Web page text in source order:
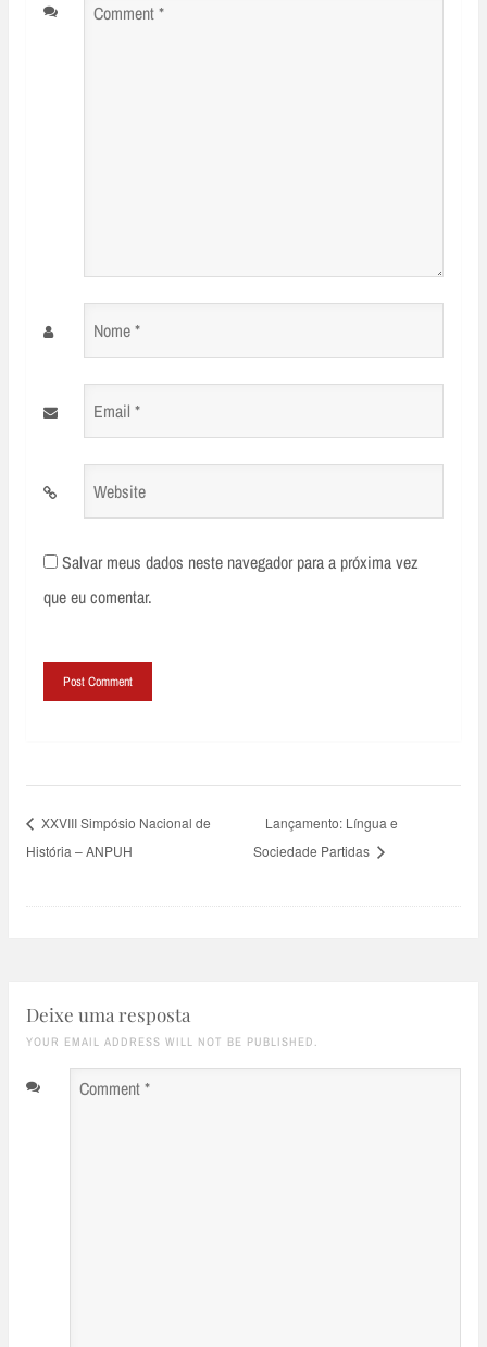
Comment
Nome
Email
Website
Salvar meus dados neste navegador para a próxima vez
que eu comentar.
XXVIII Simpósio Nacional de
História – ANPUH
Lançamento: Língua e
Sociedade Partidas
Deixe uma resposta
YOUR EMAIL ADDRESS WILL NOT BE PUBLISHED.
Comment